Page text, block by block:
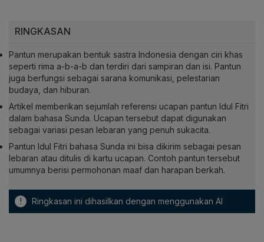
RINGKASAN
Pantun merupakan bentuk sastra Indonesia dengan ciri khas
seperti rima a-b-a-b dan terdiri dari sampiran dan isi. Pantun
juga berfungsi sebagai sarana komunikasi, pelestarian
budaya, dan hiburan.
Artikel memberikan sejumlah referensi ucapan pantun Idul Fitri
dalam bahasa Sunda. Ucapan tersebut dapat digunakan
sebagai variasi pesan lebaran yang penuh sukacita.
Pantun Idul Fitri bahasa Sunda ini bisa dikirim sebagai pesan
lebaran atau ditulis di kartu ucapan. Contoh pantun tersebut
umumnya berisi permohonan maaf dan harapan berkah.
! Ringkasan ini dihasilkan dengan menggunakan AI